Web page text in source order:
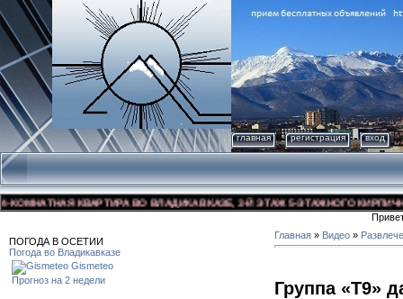
главная регистрация вход
КВАРТИРА ВО ВЛАДИКАВКАЗЕ, 3-Й ЭТАЖ 5-ЭТАЖНОГО
ПОГОДА В ОСЕТИИ
Погода во Владикавказе
Gismeteo
Прогноз на 2 недели
Главная » Видео »
Группа «Т9»